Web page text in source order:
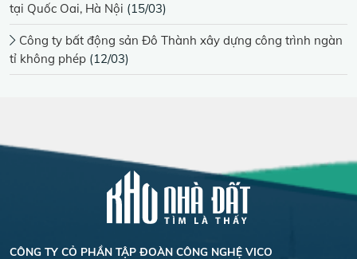
tại Quốc Oai, Hà Nội (15/03)
Công ty bất động sản Đô Thành xây dựng công trình ngàn
tỉ không phép (12/03)
CÔNG TY CỎ PHẦN TẬP ĐOÀN CÔNG NGHỆ VICO